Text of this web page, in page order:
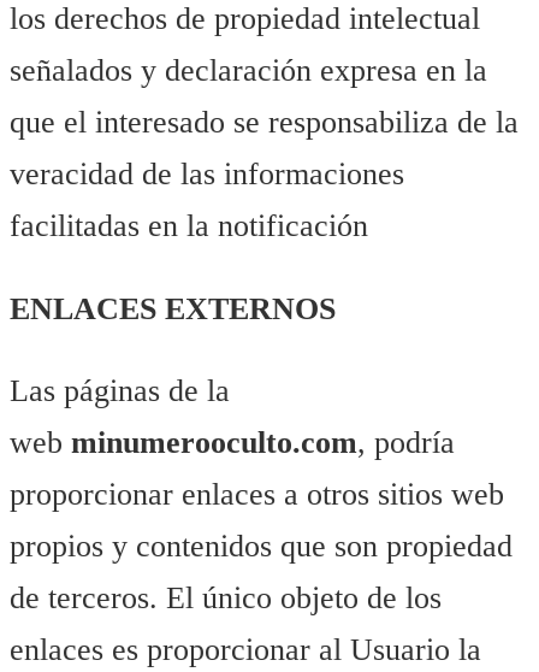
los derechos de propiedad intelectual
señalados y declaración expresa en la
que el interesado se responsabiliza de la
veracidad de las informaciones
facilitadas en la notificación
ENLACES EXTERNOS
Las páginas de la
web minumerooculto.com, podría
proporcionar enlaces a otros sitios web
propios y contenidos que son propiedad
de terceros. El único objeto de los
enlaces es proporcionar al Usuario la